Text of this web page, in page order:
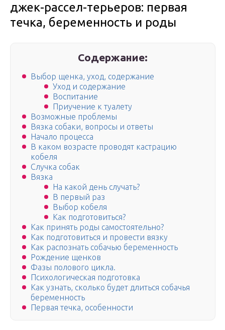
джек-рассел-терьеров: первая
течка, беременность и роды
Содержание:
Выбор щенка, уход, содержание
Уход и содержание
Воспитание
Приучение к туалету
Возможные проблемы
Вязка собаки, вопросы и ответы
Начало процесса
В каком возрасте проводят кастрацию
кобеля
Случка собак
Вязка
На какой день случать?
В первый раз
Выбор кобеля
Как подготовиться?
Как принять роды самостоятельно?
Как подготовиться и провести вязку
Как распознать собачью беременность
Рождение щенков
Фазы полового цикла.
Психологическая подготовка
Как узнать, сколько будет длиться собачья
беременность
Первая течка, особенности